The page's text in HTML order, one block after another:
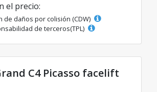
el precio:
de daños por colisión (CDW)
de terceros(TPL)
C4 Picasso facelift